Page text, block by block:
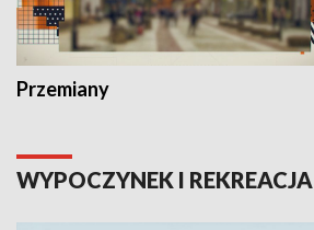
Przemiany
WYPOCZYNEK I REKREACJA